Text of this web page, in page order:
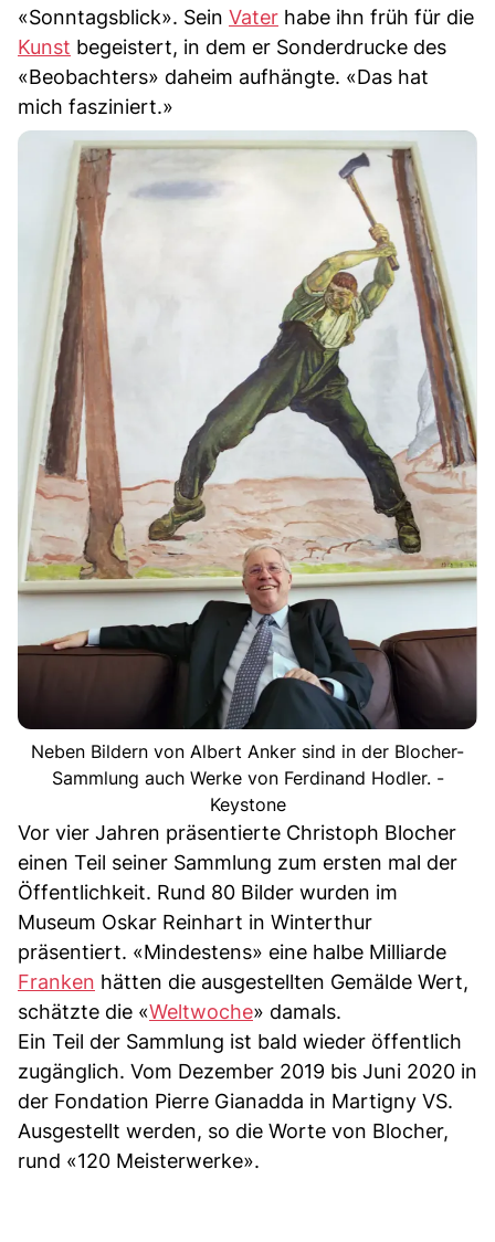
«Sonntagsblick». Sein Vater habe ihn früh für die
Kunst begeistert, in dem er Sonderdrucke des
«Beobachters» daheim aufhängte. «Das hat
mich fasziniert.»
Neben Bildern von Albert Anker sind in der Blocher-
Sammlung auch Werke von Ferdinand Hodler. -
Keystone
Vor vier Jahren präsentierte Christoph Blocher
einen Teil seiner Sammlung zum ersten mal der
Öffentlichkeit. Rund 80 Bilder wurden im
Museum Oskar Reinhart in Winterthur
präsentiert. «Mindestens» eine halbe Milliarde
Franken hätten die ausgestellten Gemälde Wert,
schätzte die «Weltwoche» damals.
Ein Teil der Sammlung ist bald wieder öffentlich
zugänglich. Vom Dezember 2019 bis Juni 2020 in
der Fondation Pierre Gianadda in Martigny VS.
Ausgestellt werden, so die Worte von Blocher,
rund «120 Meisterwerke».